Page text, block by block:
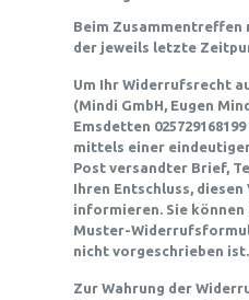
Beim
der jeweils letzte
Um Ihr Widerrufsrecht
(Mindi GmbH, Eugen
Emsdetten
mittels einer
Post versandter Brief,
Ihren Entschluss,
informieren. Sie
Muster-
nicht vorgeschrieben ist.
Zur Wahrung der